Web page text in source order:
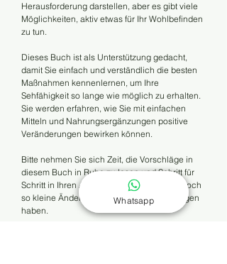
Herausforderung darstellen, aber es gibt viele
Möglichkeiten, aktiv etwas für Ihr Wohlbefinden
zu tun.
Dieses Buch ist als Unterstützung gedacht,
damit Sie einfach und verständlich die besten
Maßnahmen kennenlernen, um Ihre
Sehfähigkeit so lange wie möglich zu erhalten.
Sie werden erfahren, wie Sie mit einfachen
Mitteln und Nahrungsergänzungen positive
Veränderungen bewirken können.
Bitte nehmen Sie sich Zeit, die Vorschläge in
diesem Buch in Ruhe zu lesen und Schritt für
Schritt in Ihren Alltag zu integrieren. Jede noch
so kleine Änderung kann große Auswirkungen
haben.
Whatsapp